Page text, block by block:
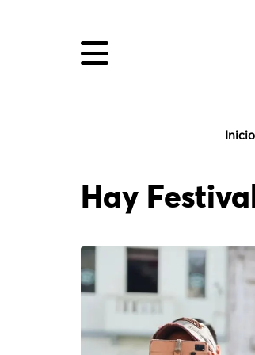
Inicio
Hay